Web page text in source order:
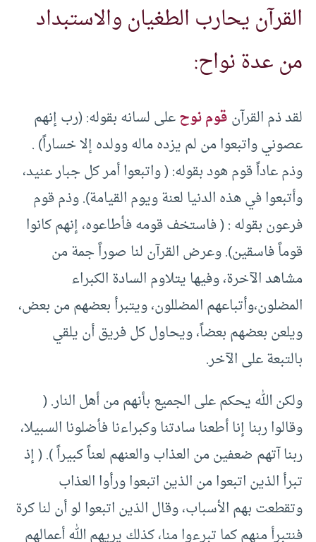
القرآن يحارب الطغيان والاستبداد
من عدة نواح:
لقد ذم القرآنقوم نوحعلى لسانه بقوله: (رب إنهم
عصوني واتبعوا من لم يزده ماله وولده إلا خساراً) .
وذم عاداً قوم هود بقوله: ( واتبعوا أمر كل جبار عنيد،
وأتبعوا في هذه الدنيا لعنة ويوم القيامة). وذم قوم
فرعون بقوله : ( فاستخف قومه فأطاعوه، إنهم كانوا
قوماً فاسقين). وعرض القرآن لنا صوراً جمة من
مشاهد الآخرة، وفيها يتلاوم السادة الكبراء
المضلون،وأتباعهم المضللون، ويتبرأ بعضهم من بعض،
ويلعن بعضهم بعضاً، ويحاول كل فريق أن يلقي
بالتبعة على الآخر.
ولكن الله يحكم على الجميع بأنهم من أهل النار. (
وقالوا ربنا إنا أطعنا سادتنا وكبراءنا فأضلونا السبيلا،
ربنا آتهم ضعفين من العذاب والعنهم لعناً كبيراً ). ( إذ
تبرأ الذين اتبعوا من الذين اتبعوا ورأوا العذاب
وتقطعت بهم الأسباب، وقال الذين اتبعوا لو أن لنا كرة
فنتبرأ منهم كما تبرءوا منا، كذلك يريهم الله أعمالهم